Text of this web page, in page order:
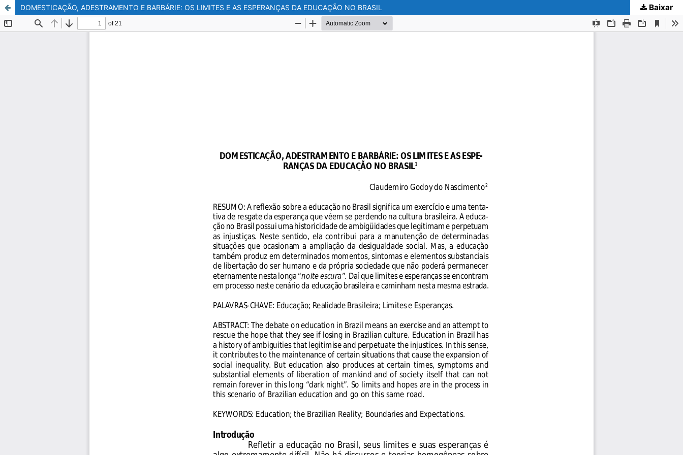
DOMESTICAÇÃO, ADESTRAMENTO E BARBÁRIE: OS LIMITES E AS ESPERANÇAS DA EDUCAÇÃO NO BRASIL Baixar